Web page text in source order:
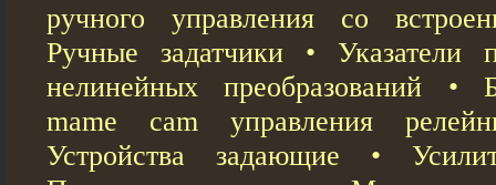
ручного управления со
Ручные задатчики • Указатели
нелинейных преобразований •
mame cam управления
Устройства задающие •